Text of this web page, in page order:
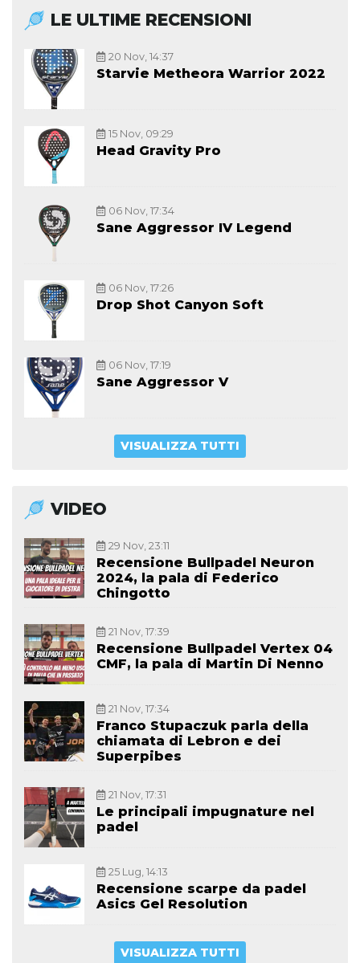
LE ULTIME RECENSIONI
20 Nov, 14:37
Starvie Metheora Warrior 2022
15 Nov, 09:29
Head Gravity Pro
06 Nov, 17:34
Sane Aggressor IV Legend
06 Nov, 17:26
Drop Shot Canyon Soft
06 Nov, 17:19
Sane Aggressor V
VISUALIZZA TUTTI
VIDEO
29 Nov, 23:11
Recensione Bullpadel Neuron
2024, la pala di Federico
Chingotto
21 Nov, 17:39
Recensione Bullpadel Vertex 04
CMF, la pala di Martin Di Nenno
21 Nov, 17:34
Franco Stupaczuk parla della
chiamata di Lebron e dei
Superpibes
21 Nov, 17:31
Le principali impugnature nel
padel
25 Lug, 14:13
Recensione scarpe da padel
Asics Gel Resolution
VISUALIZZA TUTTI